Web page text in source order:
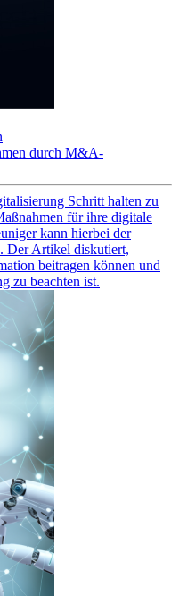
durch M&A-
Schritt halten zu
für ihre digitale
kann hierbei der
Der Artikel diskutiert,
beitragen können und
zu beachten ist.